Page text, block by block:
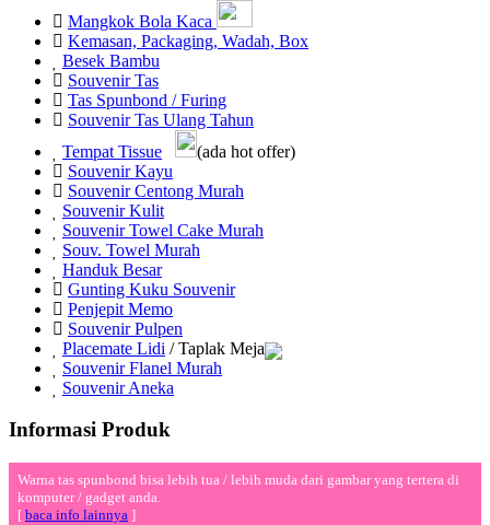
Mangkok Bola Kaca
Kemasan, Packaging, Wadah, Box
Besek Bambu
Souvenir Tas
Tas Spunbond / Furing
Souvenir Tas Ulang Tahun
Tempat Tissue
(ada hot offer)
Souvenir Kayu
Souvenir Centong Murah
Souvenir Kulit
Souvenir Towel Cake Murah
Souv. Towel Murah
Handuk Besar
Gunting Kuku Souvenir
Penjepit Memo
Souvenir Pulpen
Placemate Lidi / Taplak Meja
Souvenir Flanel Murah
Souvenir Aneka
Informasi Produk
Warna tas spunbond bisa lebih tua / lebih muda dari gambar yang tertera di
komputer / gadget anda.
[ baca info lainnya ]